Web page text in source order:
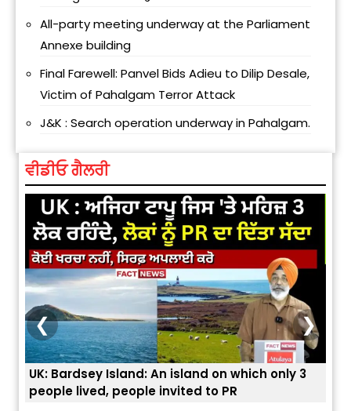
All-party meeting underway at the Parliament
Annexe building
Final Farewell: Panvel Bids Adieu to Dilip Desale,
Victim of Pahalgam Terror Attack
J&K : Search operation underway in Pahalgam.
ਵੀਡੀਓ ਗੈਲਰੀ
UK: Bardsey Island: An island on which only 3
people lived, people invited to PR
❮ ❯